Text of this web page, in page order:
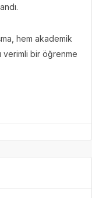
hem akademik
verimli bir öğrenme